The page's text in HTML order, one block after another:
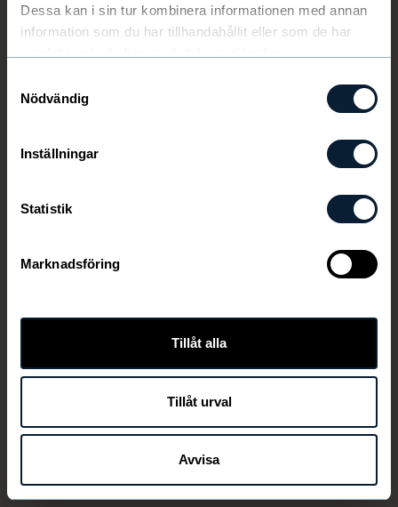
Dessa kan i sin tur kombinera informationen med annan
information som du har tillhandahållit eller som de har
Nödvändig
Inställningar
Statistik
Marknadsföring
Tillåt alla
Tillåt urval
Avvisa
Lösenord